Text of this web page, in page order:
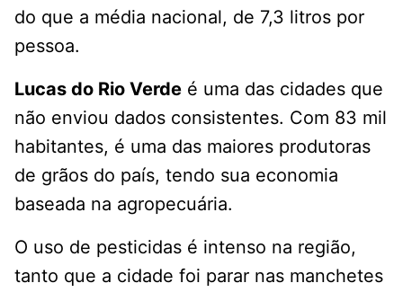
do que a média nacional, de 7,3 litros por
pessoa.
Lucas do Rio Verde é uma das cidades que
não enviou dados consistentes. Com 83 mil
habitantes, é uma das maiores produtoras
de grãos do país, tendo sua economia
baseada na agropecuária.
O uso de pesticidas é intenso na região,
tanto que a cidade foi parar nas manchetes